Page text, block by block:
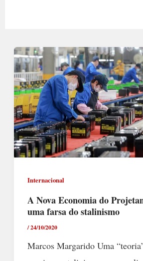
Internacional
A Nova Economia do
uma farsa do stalinismo
/24/10/2020
Marcos Margarido Uma